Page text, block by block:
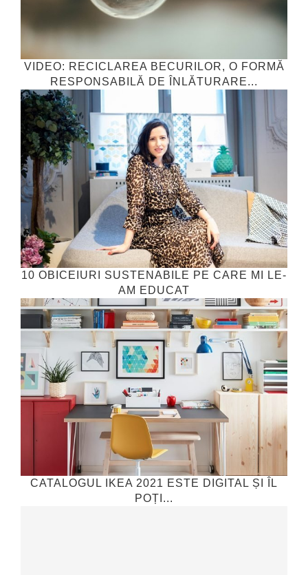
VIDEO: RECICLAREA BECURILOR, O FORMĂ
RESPONSABILĂ DE ÎNLĂTURARE...
10 OBICEIURI SUSTENABILE PE CARE MI LE-
AM EDUCAT
CATALOGUL IKEA 2021 ESTE DIGITAL ȘI ÎL
POȚI...